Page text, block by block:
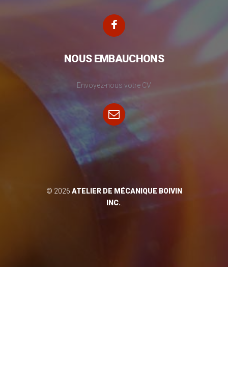
NOUS EMBAUCHONS
Envoyez-nous votre CV
© 2026 ATELIER DE MÉCANIQUE BOIVIN
INC..